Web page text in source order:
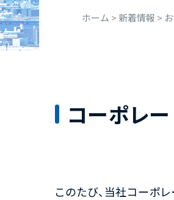
ホーム > 新着情報 >
コーポレ
このたび、当社コーポ